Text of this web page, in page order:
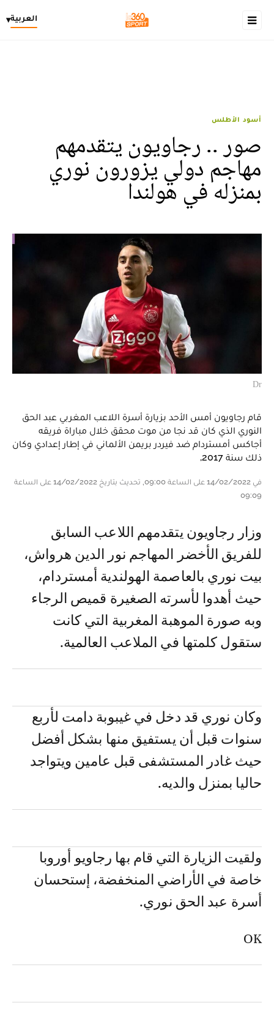
العربية▾
أسود الأطلس
صور .. رجاويون يتقدمهم
مهاجم دولي يزورون نوري
بمنزله في هولندا
Dr
قام رجاويون أمس الأحد بزيارة أسرة اللاعب المغربي عبد الحق
النوري الذي كان قد نجا من موت محقق خلال مباراة فريقه
أجاكس أمستردام ضد فيردر بريمن الألماني في إطار إعدادي وكان
ذلك سنة 2017,
في 14/02/2022 على الساعة 09:00, تحديث بتاريخ 14/02/2022 على الساعة
09:09
وزار رجاويون يتقدمهم اللاعب السابق
للفريق الأخضر المهاجم نور الدين هرواش،
بيت نوري بالعاصمة الهولندية أمستردام،
حيث أهدوا لأسرته الصغيرة قميص الرجاء
وبه صورة الموهبة المغربية التي كانت
ستقول كلمتها في الملاعب العالمية.
وكان نوري قد دخل في غيبوبة دامت لأربع
سنوات قبل أن يستفيق منها بشكل أفضل
حيث غادر المستشفى قبل عامين ويتواجد
حاليا بمنزل والديه.
ولقيت الزيارة التي قام بها رجاويو أوروبا
خاصة في الأراضي المنخفضة، إستحسان
أسرة عبد الحق نوري.
OK